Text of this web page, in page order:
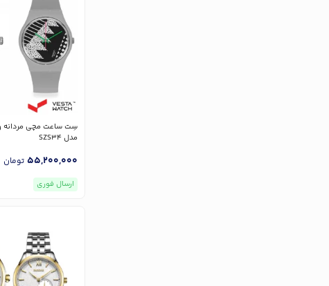
مدل SZS34
55,200,000 تومان
ارسال فوری